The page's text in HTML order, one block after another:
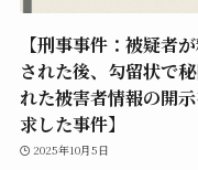
【刑事事件：被疑者
された後、勾留状で
れた被害者情報の開
求した事件】
2025年10月5日